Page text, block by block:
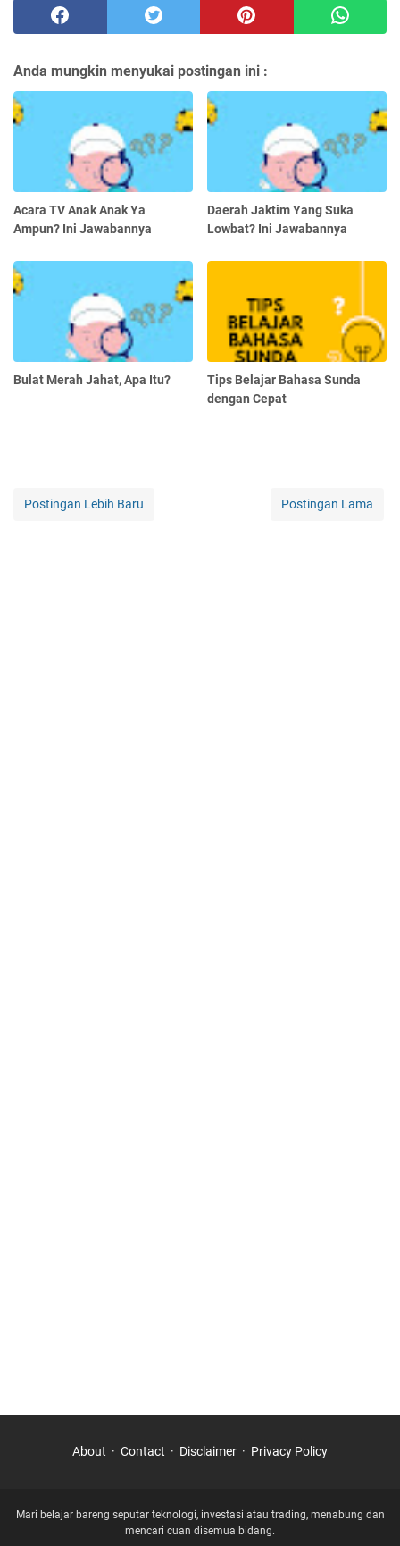
Anda mungkin menyukai postingan ini :
Acara TV Anak Anak Ya
Ampun? Ini Jawabannya
Daerah Jaktim Yang Suka
Lowbat? Ini Jawabannya
Bulat Merah Jahat, Apa Itu?
Tips Belajar Bahasa Sunda
dengan Cepat
Postingan Lebih Baru Postingan Lama
About Contact Disclaimer Privacy Policy
Mari belajar bareng seputar teknologi, investasi atau trading, menabung dan
mencari cuan disemua bidang.